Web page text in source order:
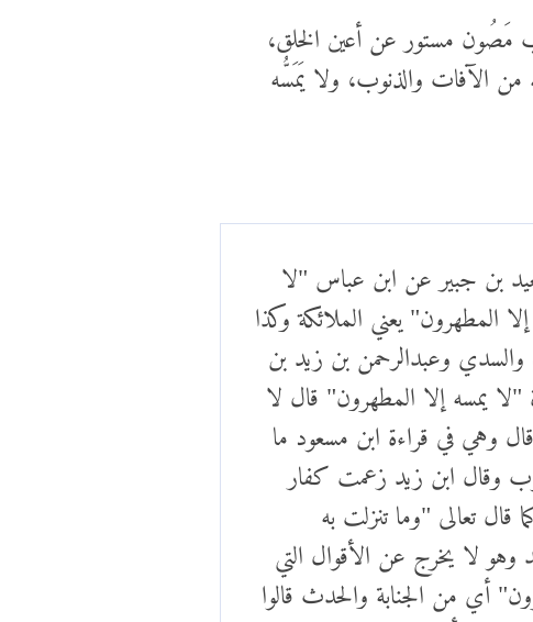
مَصُون مستور عن أعين الخلق،
من الآفات والذنوب، ولا يَمَسُّه
بن جبير عن ابن عباس "لا
المطهرون" يعني الملائكة وكذا
وعبدالرحمن بن زيد بن
يمسه إلا المطهرون" قال لا
وهي في قراءة ابن مسعود ما
وقال ابن زيد زعمت كفار
قال تعالى "وما تنزلت به
لا يخرج عن الأقوال التي
أي من الجنابة والحدث قالوا